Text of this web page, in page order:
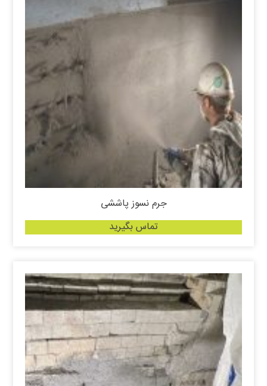
جرم نسوز پاششی
تماس بگیرید